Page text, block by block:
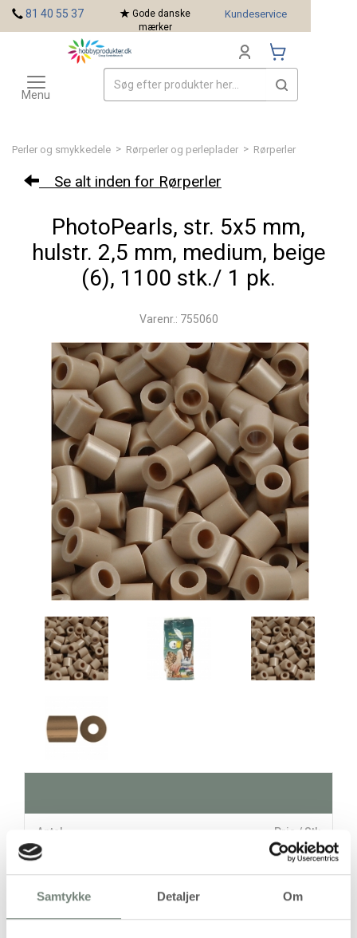
Samtykke Detaljer Om
Perler og smykkedele > Rørperler og perleplader > Rørperler
Se alt inden for Rørperler
PhotoPearls, str. 5x5 mm,
hulstr. 2,5 mm, medium, beige
(6), 1100 stk./ 1 pk.
Varenr.: 755060
Antal Pris / Stk
stk
81 40 55 37
Gode danske
mærker
Kundeservice
Toggle
navigation
Menu
Mærker